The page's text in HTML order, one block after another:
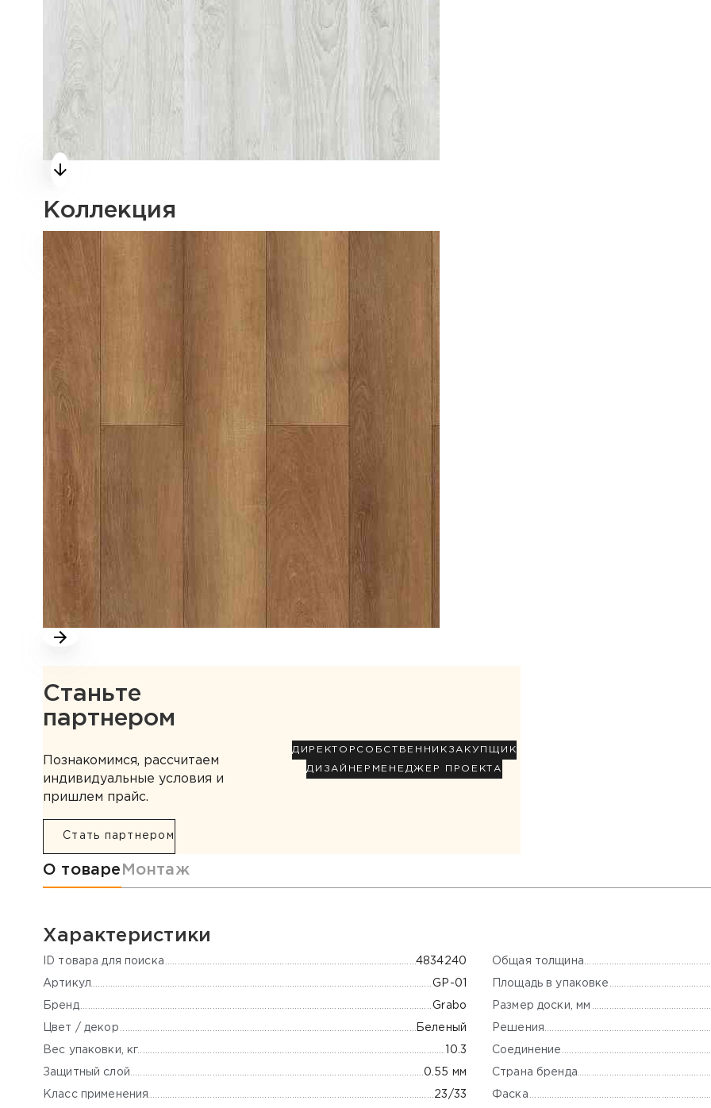
Коллекция
Станьте
партнером
Познакомимся, рассчитаем
индивидуальные условия и
пришлем прайс.
Стать партнером
ДИРЕКТОР СОБСТВЕННИК ЗАКУПЩИК
ДИЗАЙНЕР МЕНЕДЖЕР ПРОЕКТА
Информация о товаре
О товаре Монтаж
Характеристики
ID товара для поиска 4834240
Артикул GP-01
Бренд Grabo
Цвет / декор Беленый
Вес упаковки, кг 10.3
Защитный слой 0.55 мм
Класс применения 23/33
Общая толщина
Площадь в упаковке
Размер доски, мм
Решения
Соединение
Страна бренда
Фаска